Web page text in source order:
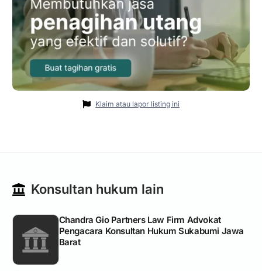
Klaim atau lapor listing ini
Konsultan hukum lain
Chandra Gio Partners Law Firm Advokat
Pengacara Konsultan Hukum Sukabumi Jawa
Barat